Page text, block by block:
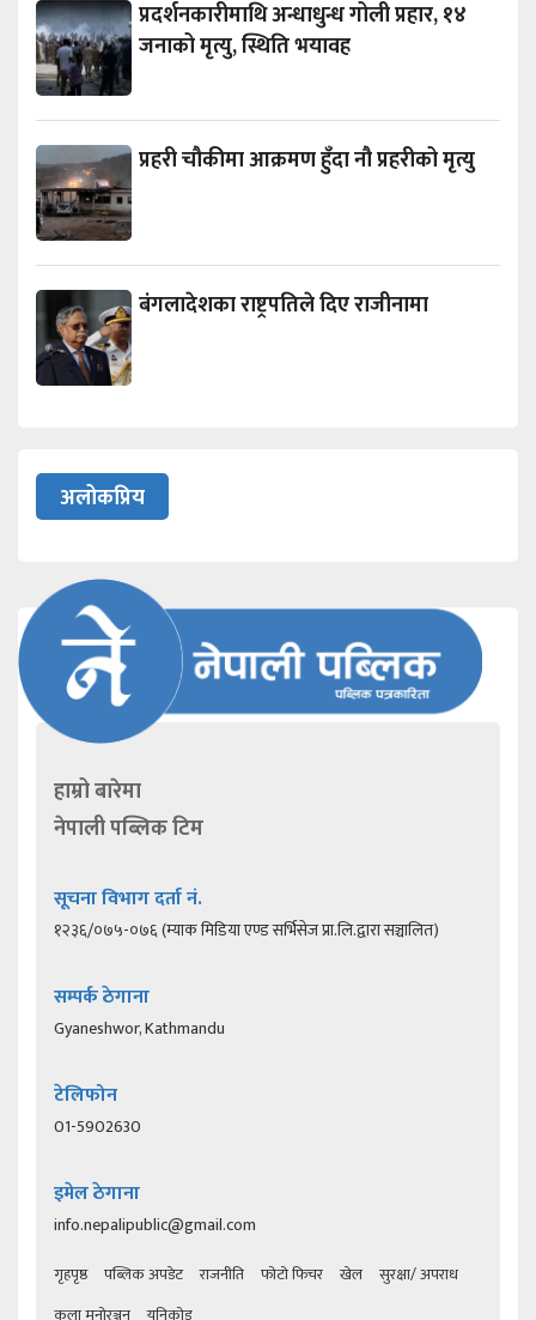
प्रदर्शनकारीमाथि अन्धाधुन्ध गोली प्रहार, १४
जनाको मृत्यु, स्थिति भयावह
प्रहरी चौकीमा आक्रमण हुँदा नौ प्रहरीको मृत्यु
बंगलादेशका राष्ट्रपतिले दिए राजीनामा
अलोकप्रिय
हाम्रो बारेमा
नेपाली पब्लिक टिम
सूचना विभाग दर्ता नं.
१२३६/०७५-०७६ (म्याक मिडिया एण्ड सर्भिसेज प्रा.लि.द्वारा सञ्चालित)
सम्पर्क ठेगाना
Gyaneshwor, Kathmandu
टेलिफोन
01-5902630
इमेल ठेगाना
info.nepalipublic@gmail.com
गृहपृष्ठ पब्लिक अपडेट राजनीति फोटो फिचर खेल
सुरक्षा/ अपराध